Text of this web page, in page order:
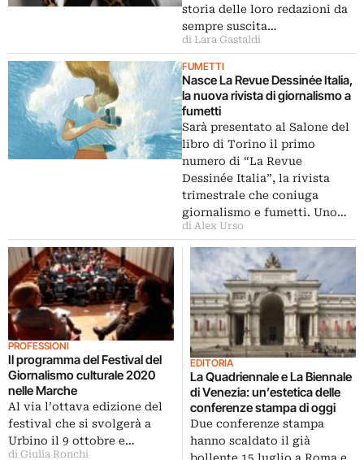
storia delle loro redazioni da
sempre suscita…
di Lara Gastaldi
FUMETTI
Nasce La Revue Dessinée Italia,
la nuova rivista di giornalismo a
fumetti
Sarà presentato al Salone del
libro di Torino il primo
numero di “La Revue
Dessinée Italia”, la rivista
trimestrale che coniuga
giornalismo e fumetti. Uno…
di Alex Urso
PROFESSIONI
Il programma del Festival del
Giornalismo culturale 2020
nelle Marche
Al via l’ottava edizione del
festival che si svolgerà a
Urbino il 9 ottobre e…
di Giulia Ronchi
EDITORIA
La Quadriennale e La Biennale
di Venezia: un’estetica delle
conferenze stampa di oggi
Due conferenze stampa
hanno scaldato il già